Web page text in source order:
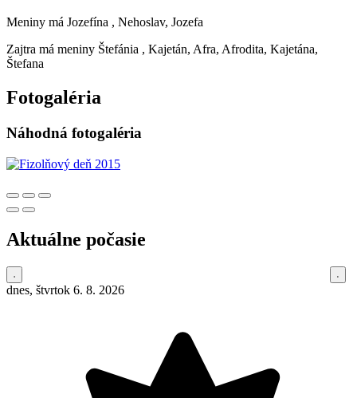
Meniny má Jozefína , Nehoslav, Jozefa
Zajtra má meniny Štefánia , Kajetán, Afra, Afrodita, Kajetána,
Štefana
Fotogaléria
Náhodná fotogaléria
Aktuálne počasie
dnes, štvrtok 6. 8. 2026